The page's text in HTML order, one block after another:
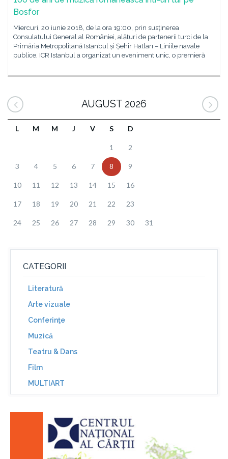
Bosfor
Miercuri, 20 iunie 2018, de la ora 19:00, prin susținerea
Consulatului General al României, alături de partenerii turci de la
Primăria Metropolitană Istanbul și Șehir Hatları – Liniile navale
publice, ICR Istanbul a organizat un eveniment unic, o premieră
AUGUST 2026
L M M J V S D
1 2
3 4 5 6 7 8 9
10 11 12 13 14 15 16
17 18 19 20 21 22 23
24 25 26 27 28 29 30 31
CATEGORII
Literatură
Arte vizuale
Conferinţe
Muzică
Teatru & Dans
Film
MULTIART